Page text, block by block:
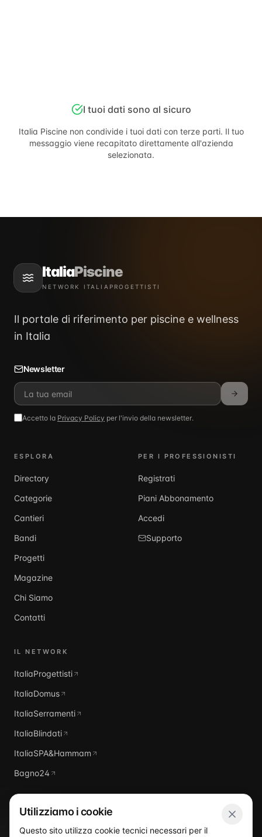
I tuoi dati sono al sicuro
Italia Piscinenon condivide i tuoi dati con terze parti. Il tuo
messaggio viene recapitato direttamente all'azienda
selezionata.
ItaliaPiscine
NETWORK ITALIAPROGETTISTI
Il portale di riferimento per piscine e wellness
in Italia
Newsletter
Accetto la Privacy Policy per l'invio della newsletter.
ESPLORA
Directory
Categorie
Cantieri
Bandi
Progetti
Magazine
Chi Siamo
Contatti
PER I PROFESSIONISTI
Registrati
Piani Abbonamento
Accedi
Supporto
IL NETWORK
ItaliaProgettisti
ItaliaDomus
ItaliaSerramenti
ItaliaBlindati
ItaliaSPA&Hammam
Bagno24
Utilizziamo i cookie
Questo sito utilizza cookie tecnici necessari per il